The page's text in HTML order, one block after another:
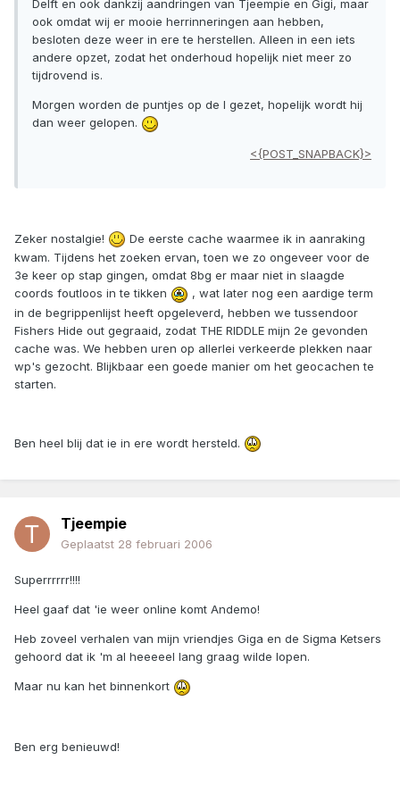
Delft en ook dankzij aandringen van Tjeempie en Gigi, maar
ook omdat wij er mooie herrinneringen aan hebben,
besloten deze weer in ere te herstellen. Alleen in een iets
andere opzet, zodat het onderhoud hopelijk niet meer zo
tijdrovend is.
Morgen worden de puntjes op de I gezet, hopelijk wordt hij
dan weer gelopen.
<{POST_SNAPBACK}>
Zeker nostalgie!
De eerste cache waarmee ik in aanraking
kwam. Tijdens het zoeken ervan, toen we zo ongeveer voor de
3e keer op stap gingen, omdat 8bg er maar niet in slaagde
coords foutloos in te tikken
, wat later nog een aardige term
in de begrippenlijst heeft opgeleverd, hebben we tussendoor
Fishers Hide out gegraaid, zodat THE RIDDLE mijn 2e gevonden
cache was. We hebben uren op allerlei verkeerde plekken naar
wp's gezocht. Blijkbaar een goede manier om het geocachen te
starten.
Ben heel blij dat ie in ere wordt hersteld.
Tjeempie
Geplaatst 28 februari 2006
Superrrrrr!!!!
Heel gaaf dat 'ie weer online komt Andemo!
Heb zoveel verhalen van mijn vriendjes Giga en de Sigma Ketsers
gehoord dat ik 'm al heeeeel lang graag wilde lopen.
Maar nu kan het binnenkort
Ben erg benieuwd!